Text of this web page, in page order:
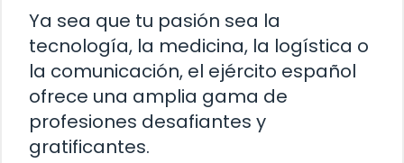
Ya sea que tu pasión sea la
tecnología, la medicina, la logística o
la comunicación, el ejército español
ofrece una amplia gama de
profesiones desafiantes y
gratificantes.